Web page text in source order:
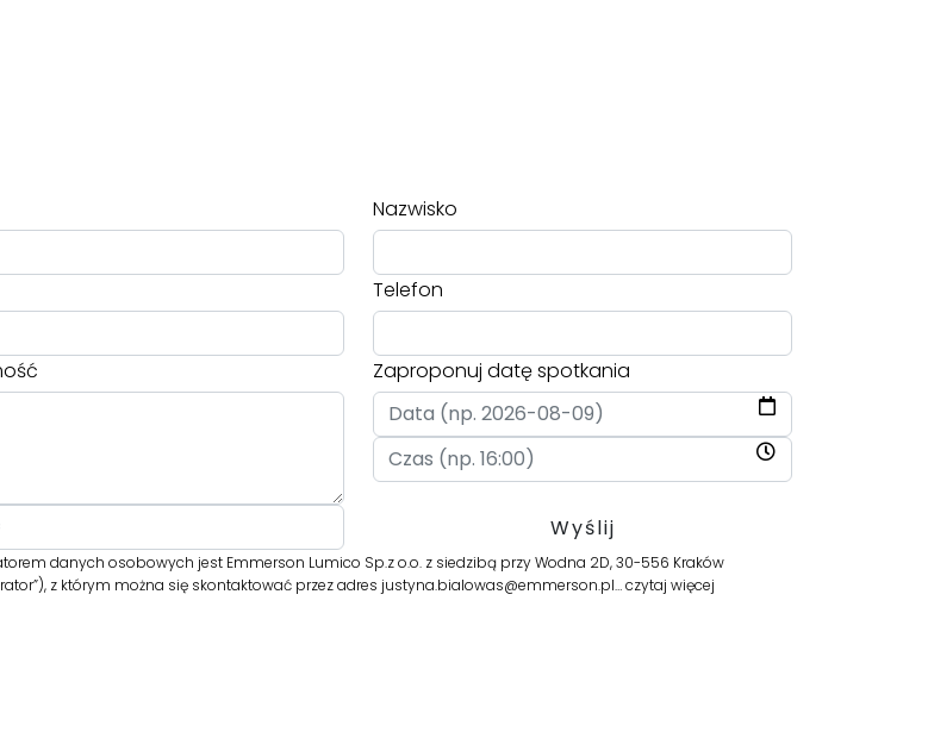
Nazwisko
Telefon
Zaproponuj datę spotkania
danych osobowych jest Emmerson Lumico Sp.z o.o. z siedzibą przy Wodna 2D, 30-556 Kraków
z którym można się skontaktować przez adres justyna.bialowas@emmerson.pl…czytaj więcej